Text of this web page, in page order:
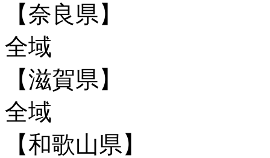
【奈良県】
全域
【滋賀県】
全域
【和歌山県】